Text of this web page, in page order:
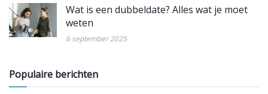
Wat is een dubbeldate? Alles wat je moet
weten
6 september 2025
Populaire berichten